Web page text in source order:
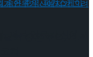
겨 안무가 신예지
의 숨은 주역, 피겨